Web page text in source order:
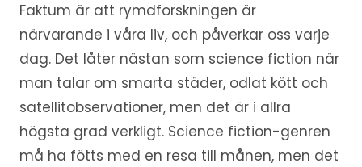
Faktum är att rymdforskningen är
närvarande i våra liv, och påverkar oss varje
dag. Det låter nästan som science fiction när
man talar om smarta städer, odlat kött och
satellitobservationer, men det är i allra
högsta grad verkligt. Science fiction-genren
må ha fötts med en resa till månen, men det